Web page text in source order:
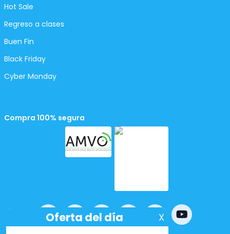
Hot Sale
Regreso a clases
Buen Fin
Black Friday
Cyber Monday
Compra 100% segura